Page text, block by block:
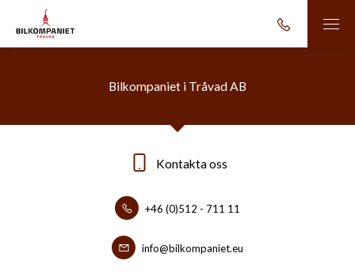
Bilkompaniet i Tråvad AB
Kontakta oss
+46 (0)512 - 711 11
info@bilkompaniet.eu